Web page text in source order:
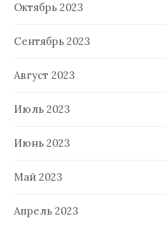
Октябрь 2023
Сентябрь 2023
Август 2023
Июль 2023
Июнь 2023
Май 2023
Апрель 2023